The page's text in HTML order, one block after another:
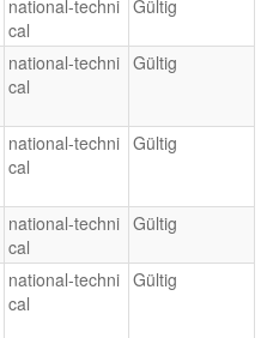
national-techni
cal
Gültig
national-techni
cal
Gültig
national-techni
cal
Gültig
national-techni
cal
Gültig
national-techni
cal
Gültig